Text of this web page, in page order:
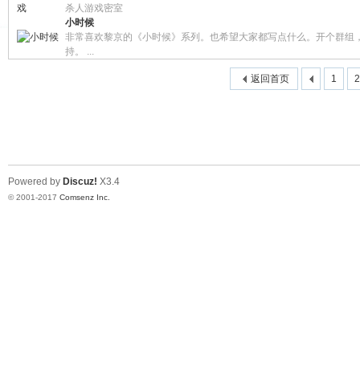
杀人游戏密室
小时候
非常喜欢黎京的《小时候》系列。也希望大家都写点什么。开个群组
持。 ...
1 2
返回首页
Powered by Discuz! X3.4
© 2001-2017 Comsenz Inc.